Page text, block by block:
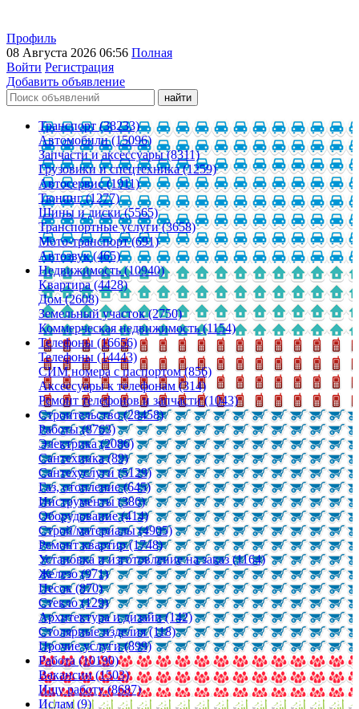
Профиль
08 Августа 2026 06:56 Полная
Войти Регистрация
Добавить объявление
Транспорт (38233)
Автомобили (15096)
Запчасти и аксессуары (8311)
Грузовики и спецтехника (1259)
Автосервис (1911)
Тюнинг (1277)
Шины и диски (5565)
Транспортные услуги (3658)
Мото-транспорт (691)
Автозвук (465)
Недвижимость (10940)
Квартира (4428)
Дом (2608)
Земельный участок (2750)
Коммерческая недвижимость (1154)
Телефоны (16656)
Телефоны (14443)
СИМ номера с паспортом (856)
Аксессуары к телефонам (314)
Ремонт телефонов и запчасти (1043)
Строительство (28458)
Работы (8763)
Электрика (2086)
Сантехника (89)
Сантехуслуги (5129)
Газ, отопление (645)
Инструменты (386)
Оборудование (414)
Строй/материалы (4905)
Ремонт квартир (1748)
Установка и изготовление на заказ (1164)
Железо (971)
Песок (870)
Стекло (129)
Архитектура и дизайн (142)
Столярные изделия (118)
Прочие услуги (899)
Работа (10190)
Вакансии (1503)
Ищу работу (8687)
Ислам (9)